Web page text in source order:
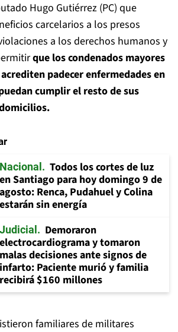
Hugo Gutiérrez (PC) que
carcelarios a los presos
a los derechos humanos y
que los condenados mayores
padecer enfermedades en
cumplir el resto de sus
Nacional
Todos los cortes de luz
en Santiago para hoy domingo 9 de
agosto: Renca, Pudahuel y Colina
estarán sin energía
Judicial
Demoraron
electrocardiograma y tomaron
malas decisiones ante signos de
infarto: Paciente murió y familia
recibirá $160 millones
familiares de militares